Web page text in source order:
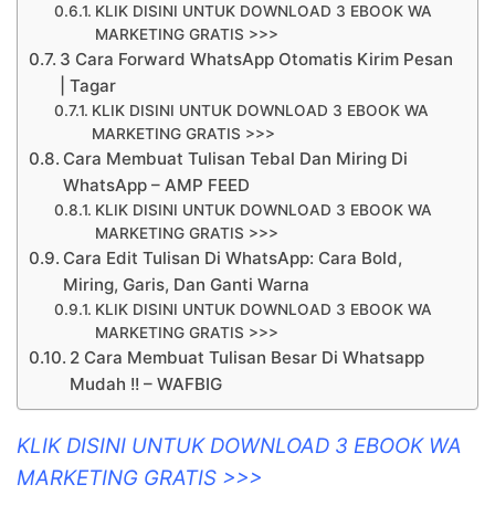
KLIK DISINI UNTUK DOWNLOAD 3 EBOOK WA
MARKETING GRATIS >>>
3 Cara Forward WhatsApp Otomatis Kirim Pesan
| Tagar
KLIK DISINI UNTUK DOWNLOAD 3 EBOOK WA
MARKETING GRATIS >>>
Cara Membuat Tulisan Tebal Dan Miring Di
WhatsApp – AMP FEED
KLIK DISINI UNTUK DOWNLOAD 3 EBOOK WA
MARKETING GRATIS >>>
Cara Edit Tulisan Di WhatsApp: Cara Bold,
Miring, Garis, Dan Ganti Warna
KLIK DISINI UNTUK DOWNLOAD 3 EBOOK WA
MARKETING GRATIS >>>
2 Cara Membuat Tulisan Besar Di Whatsapp
Mudah !! – WAFBIG
KLIK DISINI UNTUK DOWNLOAD 3 EBOOK WA
MARKETING GRATIS >>>